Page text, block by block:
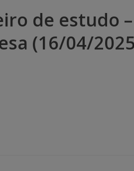
de estudo
(16/04/